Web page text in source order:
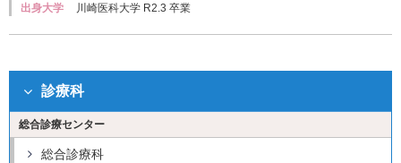
出身大学 川崎医科大学 R2.3 卒業
診療科
総合診療センター
総合診療科